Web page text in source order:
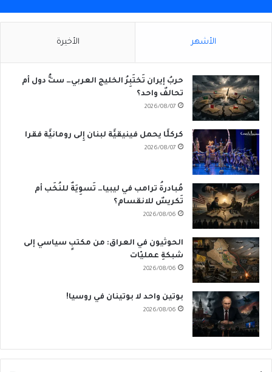
الأشهر الأخيرة
حربُ إيران تَختَبِرُ الخليج العربي… ستُّ دول أم
تحالفٌ واحد؟
2026/08/07
كركلَّا يحمل فينيقيَّة لبنان إِلى رومانيَّة فقرا
2026/08/07
مُبادرةُ ترامب في ليبيا… تَسوِيَةٌ للنُخَب أم
تَكريسٌ للانقسام؟
2026/08/06
الحوثيون في العراق: من مكتبٍ سياسي إلى
شبكةِ عمليّات
2026/08/06
بوتين واحد لا بوتينان في روسيا!
2026/08/06